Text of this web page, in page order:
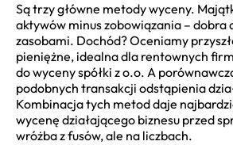
Są trzy główne metody wyceny.
aktywów minus zobowiązania – dobra
zasobami. Dochód? Oceniamy
pieniężne, idealna dla rentownych
do wyceny spółki z o.o. A
podobnych transakcji odstąpienia
Kombinacja tych metod daje
wycenę działającego biznesu przed
wróżba z fusów, ale na liczbach.